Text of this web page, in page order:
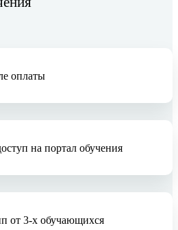
оплаты
на портал обучения
от 3-х обучающихся